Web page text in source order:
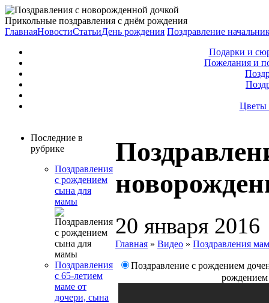
Прикольные поздравления с днём рождения
ГлавнаяНовостиСтатьиДень рождения Поздравление
Подарки и
Пожелания и
Цветы
Последние в
рубрике
Поздравления
с рождением
сына для
мамы
Поздравления
с 65-летием
маме от
дочери, сына
20 января 2016
Главная » Видео » Поздравления
Поздравление с рождением